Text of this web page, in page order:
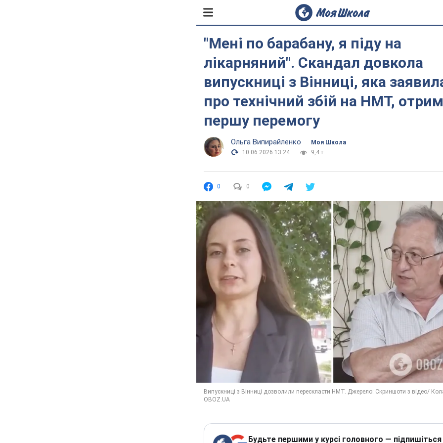
"Мені по барабану, я піду на
лікарняний". Скандал довкола
випускниці з Вінниці, яка
про технічний збій на НМТ,
першу перемогу
Ольга Випирайленко
Моя Школа
10.06.2026 13:24
9,4 т.
0 0
Будьте першими у курсі головного — підпишіться